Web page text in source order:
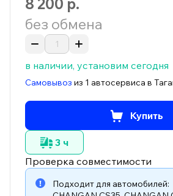
8 200 р.
без обмена
в наличии, установим сегодня
Самовывоз из 1 автосервиса в
Купить
3 ч
Проверка совместимости
Подходит для автомобилей: